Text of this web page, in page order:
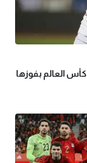
عن كأس العالم بفوزها